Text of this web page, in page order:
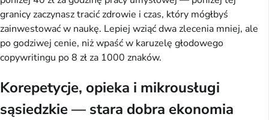
granicy zaczynasz tracić zdrowie i czas, który mógłbyś
zainwestować w naukę. Lepiej wziąć dwa zlecenia mniej, ale
po godziwej cenie, niż wpaść w karuzelę głodowego
copywritingu po 8 zł za 1000 znaków.
Korepetycje, opieka i mikrousługi
sąsiedzkie — stara dobra ekonomia